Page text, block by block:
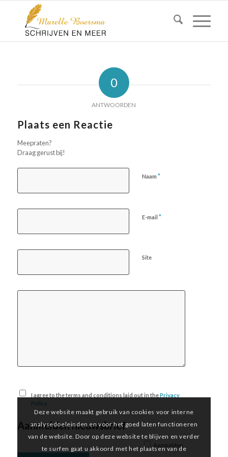
0
ANTWOORDEN
Plaats een Reactie
Meepraten?
Draag gerust bij!
Naam *
E-mail *
Site
I agree to the terms and conditions laid out in thePrivacy
Policy
Aanmelden nieuwsbrief
Aanmelden
Deze website maakt gebruik van cookies voor interne
analysedoeleinden en voor het goed laten functioneren
van de website. Door op deze website te blijven en verder
te surfen gaat u akkoord met het plaatsen van de